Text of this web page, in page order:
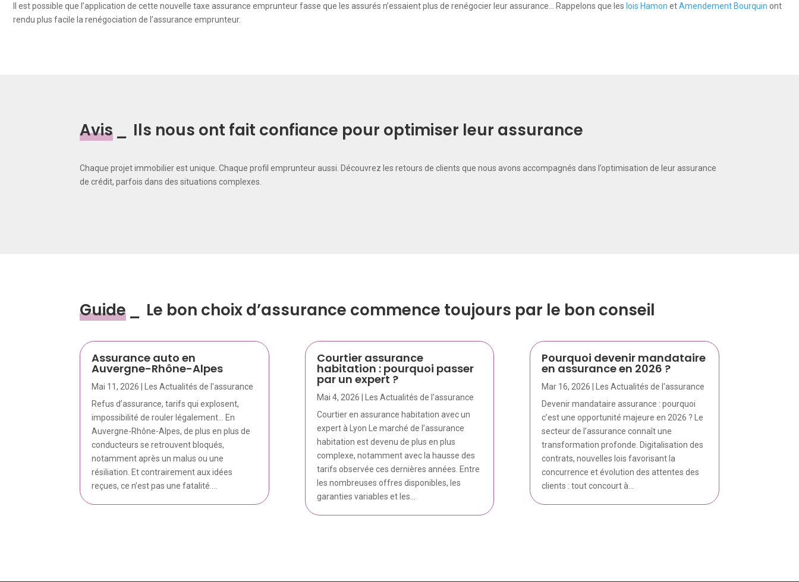
Il est possible que l’application de cette nouvelle taxe assurance emprunteur fasse que les assurés n’essaient plus de renégocier leur assurance… Rappelons que les lois Hamon etAmendement Bourquin ont
rendu plus facile la renégociation de l’assurance emprunteur.
Avis Ils nous ont fait confiance pour optimiser leur assurance
Chaque projet immobilier est unique. Chaque profil emprunteur aussi. Découvrez les retours de clients que nous avons accompagnés dans l’optimisation de leur assurance
de crédit, parfois dans des situations complexes.
Guide Le bon choix d’assurance commence toujours par le bon conseil
Assurance auto en
Auvergne-Rhône-Alpes
Mai 11, 2026
Les Actualités de l'assurance
Refus d’assurance, tarifs qui explosent,
impossibilité de rouler légalement… En
Auvergne-Rhône-Alpes, de plus en plus de
conducteurs se retrouvent bloqués,
notamment après un malus ou une
résiliation. Et contrairement aux idées
reçues, ce n’est pas une fatalité....
Courtier assurance
habitation : pourquoi passer
par un expert ?
Mai 4, 2026
Les Actualités de l'assurance
Courtier en assurance habitation avec un
expert à Lyon Le marché de l’assurance
habitation est devenu de plus en plus
complexe, notamment avec la hausse des
tarifs observée ces dernières années. Entre
les nombreuses offres disponibles, les
garanties variables et les...
Pourquoi devenir mandataire
en assurance en 2026 ?
Mar 16, 2026
Les Actualités de l'assurance
Devenir mandataire assurance : pourquoi
c’est une opportunité majeure en 2026 ? Le
secteur de l’assurance connaît une
transformation profonde. Digitalisation des
contrats, nouvelles lois favorisant la
concurrence et évolution des attentes des
clients : tout concourt à...